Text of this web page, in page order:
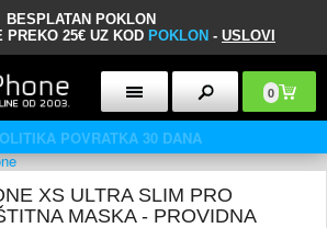
BESPLATAN POKLON
PREKO 25€ UZ KOD POKLON - USLOVI
0
POVRATKA 30 DANA
XS ULTRA SLIM PRO
MASKA - PROVIDNA